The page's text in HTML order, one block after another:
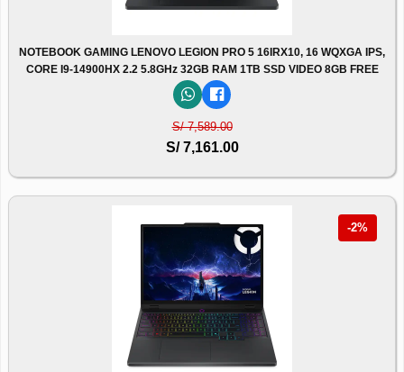
NOTEBOOK GAMING LENOVO LEGION PRO 5 16IRX10, 16 WQXGA IPS,
CORE I9-14900HX 2.2 5.8GHz 32GB RAM 1TB SSD VIDEO 8GB FREE
S/ 7,589.00
S/ 7,161.00
-2%